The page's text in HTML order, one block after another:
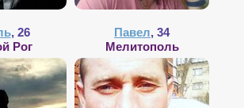
, 26
Рог
Павел, 34
Мелитополь